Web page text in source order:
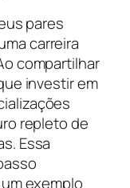
pares
carreira
compartilhar
investir em
repleto de
Essa
exemplo